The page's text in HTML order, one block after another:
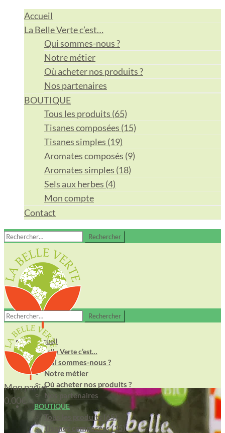
Accueil
La Belle Verte c’est…
Qui sommes-nous ?
Notre métier
Où acheter nos produits ?
Nos partenaires
BOUTIQUE
Tous les produits (65)
Tisanes composées (15)
Tisanes simples (19)
Aromates composés (9)
Aromates simples (18)
Sels aux herbes (4)
Mon compte
Contact
Rechercher :
Accueil
La Belle Verte c’est…
Qui sommes-nous ?
Notre métier
Où acheter nos produits ?
Nos partenaires
BOUTIQUE
Tous les produits (65)
Tisanes composées (15)
Rechercher :
Mon panier
0,00€